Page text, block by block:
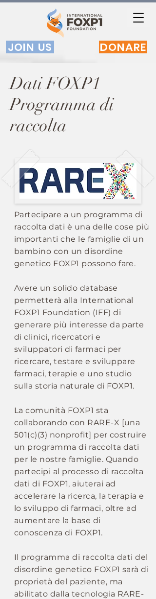
JOIN US DONARE
Dati FOXP1
Programma di
raccolta
Partecipare a un programma di
raccolta dati è una delle cose più
importanti che le famiglie di un
bambino con un disordine
genetico FOXP1 possono fare.
Avere un solido database
permetterà alla International
FOXP1 Foundation (IFF) di
generare più interesse da parte
di clinici, ricercatori e
sviluppatori di farmaci per
ricercare, testare e sviluppare
farmaci, terapie e uno studio
sulla storia naturale di FOXP1.
La comunità FOXP1 sta
collaborando con RARE-X [una
501(c)(3) nonprofit] per costruire
un programma di raccolta dati
per le nostre famiglie. Quando
partecipi al processo di raccolta
dati di FOXP1, aiuterai ad
accelerare la ricerca, la terapia e
lo sviluppo di farmaci, oltre ad
aumentare la base di
conoscenza di FOXP1.
Il programma di raccolta dati del
disordine genetico FOXP1 sarà di
proprietà del paziente, ma
abilitato dalla tecnologia RARE-